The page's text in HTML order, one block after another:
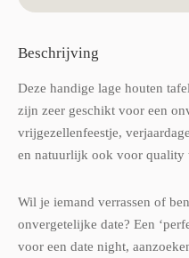
Beschrijving
Deze handige lage houten
zijn zeer geschikt voor een
vrijgezellenfeestje,
en natuurlijk ook voor quality
Wil je iemand verrassen of
onvergetelijke date? Een
voor een date night,